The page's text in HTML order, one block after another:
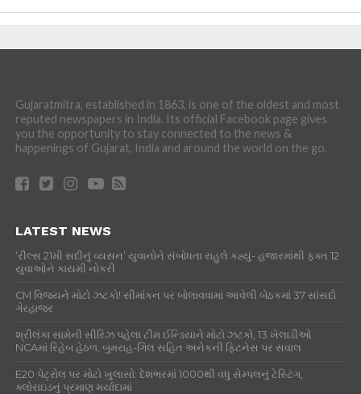
Gujaratmitra, established in 1863, is one of the oldest and most
reputed newspapers in India. Its official Facebook page gives
you the opportunity to stay connected to the news &
happenings of Gujarat, India and around the world on the go.
LATEST NEWS
‘રીલ્સ 21મી સદીનું વ્યસન’ યુવાનોને સંબોધતા રાહુલે કહ્યું- હજારમાંથી ફક્ત 12
યુવાઓને કાયમી નોકરી
CM વિજયને મોટો ઝટકો! સીમાંકન પર બોલાવવામાં આવેલી બેઠકમાં 37 સાંસદો
ગેરહાજર
શ્રીલંકા સામેની સીરિઝ પહેલા ટીમ ઈન્ડિયાને મોટો ઝટકો, 13 ખેલાડીઓ
NCAમાં રિહેબ હેઠળ, બુમરાહ-ગિલ સહિત અનેકની ફિટનેસ પર સવાલ
E20 પેટ્રોલ પર મોટો ખુલાસો: દેશભરમાં 1000થી વધુ સેમ્પલનું ટેસ્ટિંગ,
ક્લોરાઇડનું પ્રમાણ મર્યાદામાં